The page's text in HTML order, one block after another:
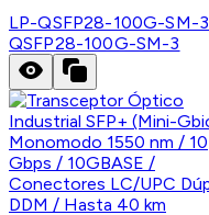
LP-QSFP28-100G-SM-3
QSFP28-100G-SM-3